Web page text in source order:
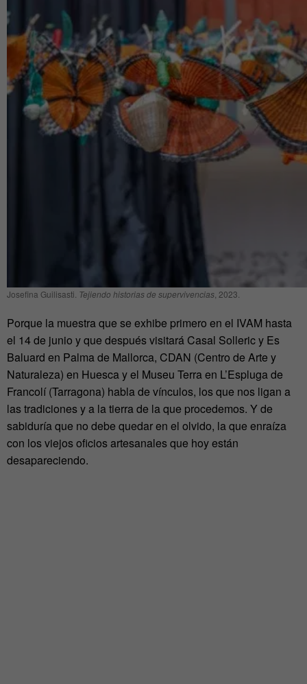
Josefina Guilisasti. Tejiendo historias de supervivencias , 2023.
Porque la muestra que se exhibe primero en el IVAM hasta
el 14 de junio y que después visitará Casal Solleric y Es
Baluard en Palma de Mallorca, CDAN (Centro de Arte y
Naturaleza) en Huesca y el Museu Terra en L’Espluga de
Francolí (Tarragona) habla de vínculos, los que nos ligan a
las tradiciones y a la tierra de la que procedemos. Y de
sabiduría que no debe quedar en el olvido, la que enraíza
con los viejos oficios artesanales que hoy están
desapareciendo.